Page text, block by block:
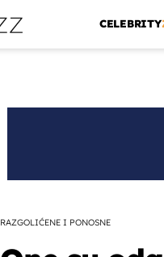
CELEBRITY
RAZGOLIĆENE I PONOSNE